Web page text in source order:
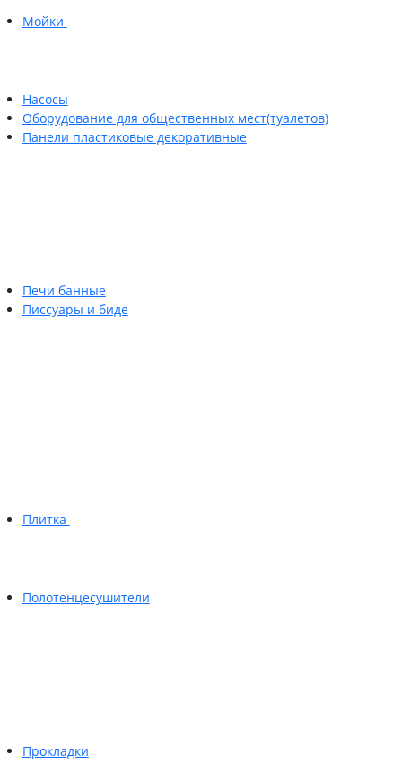
Мойки
Насосы
Оборудование для общественных мест(туалетов)
Панели пластиковые декоративные
Печи банные
Писсуары и биде
Плитка
Полотенцесушители
Прокладки